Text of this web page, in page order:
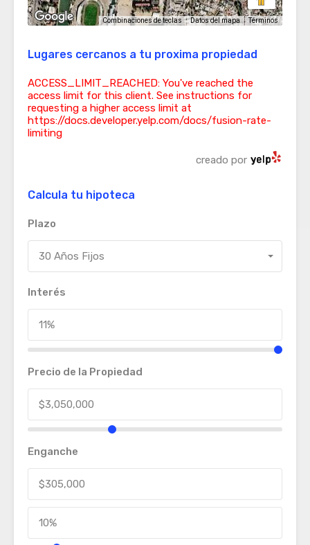
Combinaciones de teclas Datos del mapa Términos
Lugares cercanos a tu proxima propiedad
ACCESS_LIMIT_REACHED: You've reached the
access limit for this client. See instructions for
requesting a higher access limit at
https://docs.developer.yelp.com/docs/fusion-rate-
limiting
creado por
Calcula tu hipoteca
Plazo
30 Años Fijos
Interés
Precio de la Propiedad
Enganche